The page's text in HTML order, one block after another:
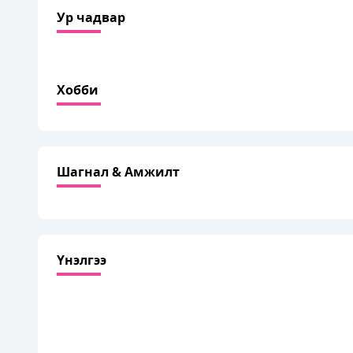
Ур чадвар
Хобби
Шагнал & Амжилт
Үнэлгээ